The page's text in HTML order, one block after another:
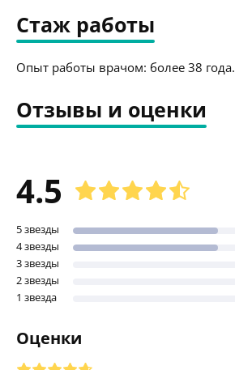
Стаж работы
Опыт работы врачом: более 38 года.
Отзывы и оценки
4.5
5 звезды
4 звезды
3 звезды
2 звезды
1 звезда
Оценки